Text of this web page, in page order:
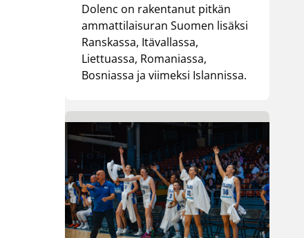
Dolenc on rakentanut pitkän
ammattilaisuran Suomen lisäksi
Ranskassa, Itävallassa,
Liettuassa, Romaniassa,
Bosniassa ja viimeksi Islannissa.